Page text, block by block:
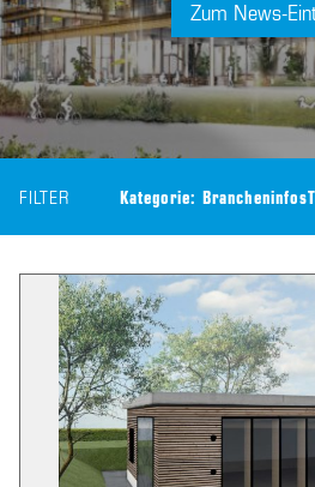
Zum News-
FILTER Kategorie: Brancheninfos